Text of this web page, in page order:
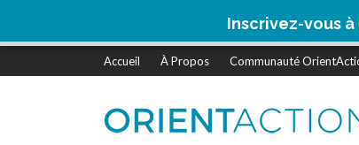
Inscrivez-vous à
Accueil À Propos Communauté